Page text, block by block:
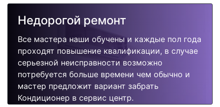
Недорогой ремонт
Все мастера наши обучены и каждые пол года
проходят повышение квалификации, в случае
серьезной неисправности возможно
потребуется больше времени чем обычно и
мастер предложит вариант забрать
Кондиционер в сервис центр.